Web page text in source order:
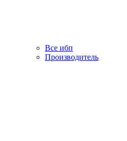
Все ибп
Производитель